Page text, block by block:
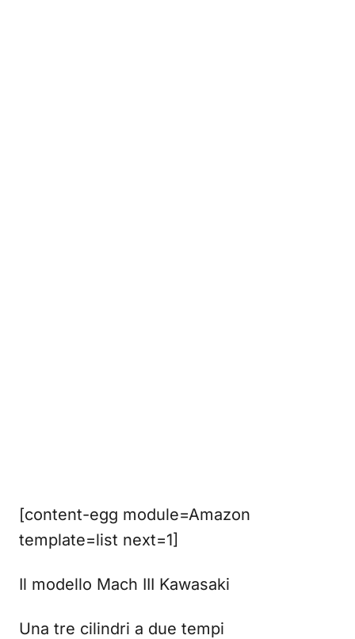
[content-egg module=Amazon
template=list next=1]
Il modello Mach III Kawasaki
Una tre cilindri a due tempi